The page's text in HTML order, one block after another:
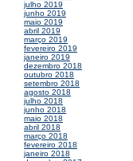
julho 2019
junho 2019
maio 2019
abril 2019
março 2019
fevereiro 2019
janeiro 2019
dezembro 2018
outubro 2018
setembro 2018
agosto 2018
julho 2018
junho 2018
maio 2018
abril 2018
março 2018
fevereiro 2018
janeiro 2018